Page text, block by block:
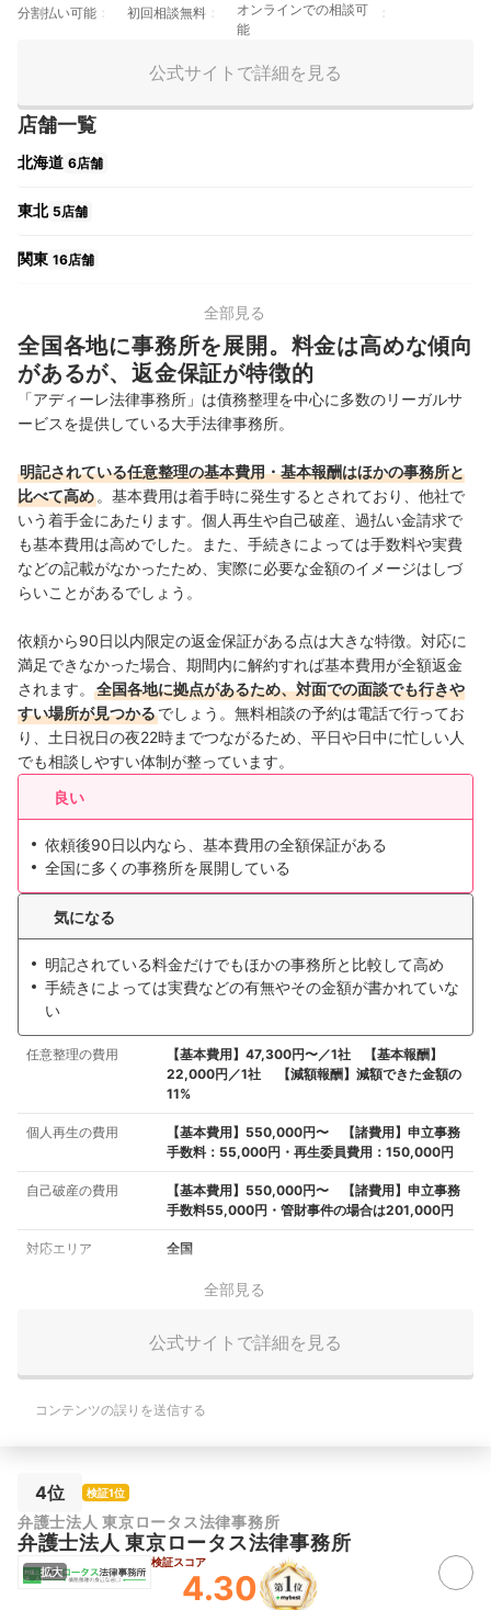
分割払い可能 初回相談無料
オンラインでの相談可
能
公式サイトで詳細を見る
店舗一覧
北海道 6店舗
東北 5店舗
関東 16店舗
関西 10店舗
中国・四国 5店舗
全部見る
全国各地に事務所を展開。料金は高めな傾向
があるが、返金保証が特徴的
「アディーレ法律事務所」は債務整理を中心に多数のリーガルサ
ービスを提供している大手法律事務所。
明記されている任意整理の基本費用・基本報酬はほかの事務所と
比べて高め。基本費用は着手時に発生するとされており、他社で
いう着手金にあたります。個人再生や自己破産、過払い金請求で
も基本費用は高めでした。また、手続きによっては手数料や実費
などの記載がなかったため、実際に必要な金額のイメージはしづ
らいことがあるでしょう。
依頼から90日以内限定の返金保証がある点は大きな特徴。対応に
満足できなかった場合、期間内に解約すれば基本費用が全額返金
されます。
全国各地に拠点があるため、対面での面談でも行きや
すい場所が見つかるでしょう。無料相談の予約は電話で行ってお
り、土日祝日の夜22時までつながるため、平日や日中に忙しい人
でも相談しやすい体制が整っています。
良い
依頼後90日以内なら、基本費用の全額保証がある
全国に多くの事務所を展開している
気になる
明記されている料金だけでもほかの事務所と比較して高め
手続きによっては実費などの有無やその金額が書かれていな
い
任意整理の費用
【基本費用】47,300円〜／1社 【基本報酬】
22,000円／1社 【減額報酬】減額できた金額の
11%
個人再生の費用
【基本費用】550,000円〜 【諸費用】申立事務
手数料：55,000円・再生委員費用：150,000円
自己破産の費用
【基本費用】550,000円〜 【諸費用】申立事務
手数料55,000円・管財事件の場合は201,000円
対応エリア 全国
全部見る
公式サイトで詳細を見る
コンテンツの誤りを送信する
4位 検証1位
弁護士法人 東京ロータス法律事務所
弁護士法人 東京ロータス法律事務所
拡大
検証スコア
4.30